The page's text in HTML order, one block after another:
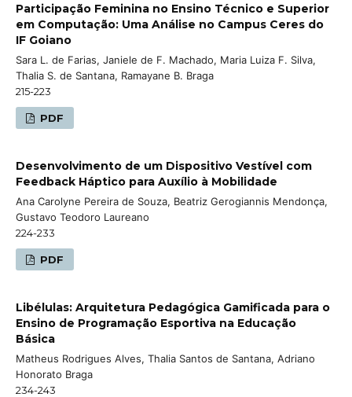
Participação Feminina no Ensino Técnico e Superior
em Computação: Uma Análise no Campus Ceres do
IF Goiano
Sara L. de Farias, Janiele de F. Machado, Maria Luiza F. Silva,
Thalia S. de Santana, Ramayane B. Braga
215-223
PDF
Desenvolvimento de um Dispositivo Vestível com
Feedback Háptico para Auxílio à Mobilidade
Ana Carolyne Pereira de Souza, Beatriz Gerogiannis Mendonça,
Gustavo Teodoro Laureano
224-233
PDF
Libélulas: Arquitetura Pedagógica Gamificada para o
Ensino de Programação Esportiva na Educação
Básica
Matheus Rodrigues Alves, Thalia Santos de Santana, Adriano
Honorato Braga
234-243